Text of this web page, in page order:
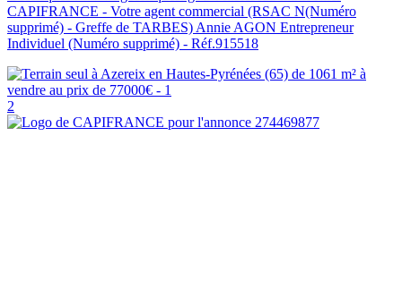
CAPIFRANCE - Votre agent commercial (RSAC N(Numéro
supprimé) - Greffe de TARBES) Annie AGON Entrepreneur
Individuel (Numéro supprimé) - Réf.915518
2